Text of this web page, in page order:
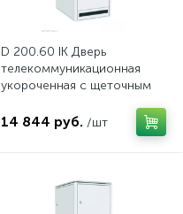
D 200.60 IK Дверь
телекоммуникационная
укороченная с щеточным
14 844 руб. /шт